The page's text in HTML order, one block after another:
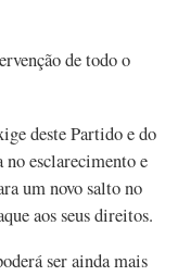
de todo o
deste Partido e do
no esclarecimento e
um novo salto no
aos seus direitos.
ser ainda mais